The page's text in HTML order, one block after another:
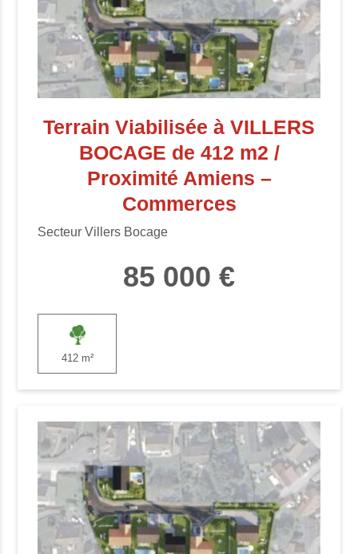
Terrain Viabilisée à VILLERS
BOCAGE de 412 m2 /
Proximité Amiens –
Commerces
Secteur Villers Bocage
85 000 €
412 m²